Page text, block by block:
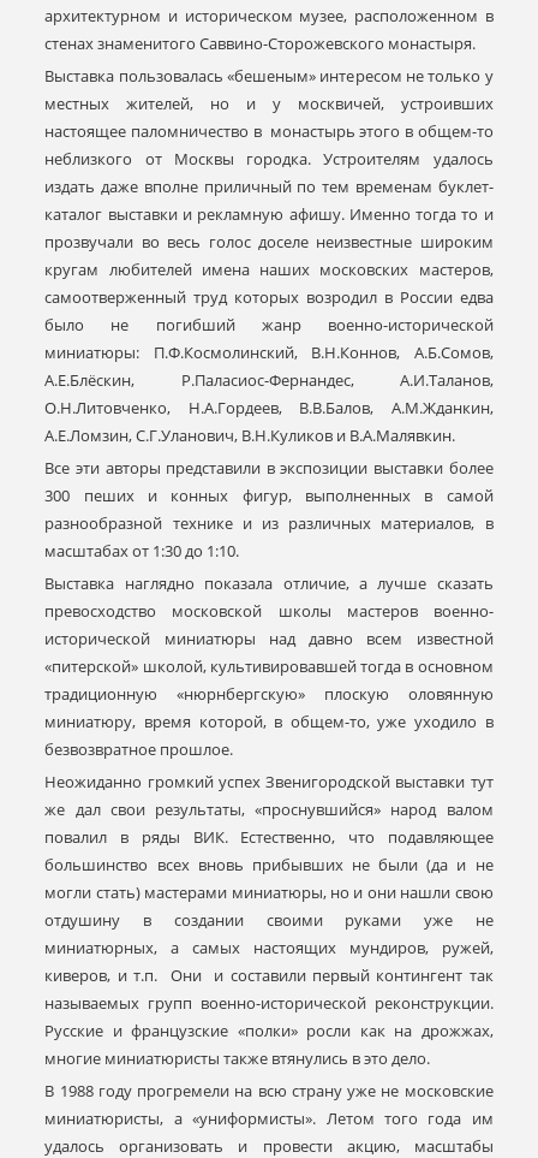
архитектурном и историческом музее, расположенном в
стенах знаменитого Саввино-Сторожевского монастыря.
Выставка пользовалась «бешеным» интересом не только у
местных жителей, но и у москвичей, устроивших
настоящее паломничество в монастырь этого в общем-то
неблизкого от Москвы городка. Устроителям удалось
издать даже вполне приличный по тем временам буклет-
каталог выставки и рекламную афишу. Именно тогда то и
прозвучали во весь голос доселе неизвестные широким
кругам любителей имена наших московских мастеров,
самоотверженный труд которых возродил в России едва
было не погибший жанр военно-исторической
миниатюры: П.Ф.Космолинский, В.Н.Коннов, А.Б.Сомов,
А.Е.Блёскин, Р.Паласиос-Фернандес, А.И.Таланов,
О.Н.Литовченко, Н.А.Гордеев, В.В.Балов, А.М.Жданкин,
А.Е.Ломзин, С.Г.Уланович, В.Н.Куликов и В.А.Малявкин.
Все эти авторы представили в экспозиции выставки более
300 пеших и конных фигур, выполненных в самой
разнообразной технике и из различных материалов, в
масштабах от 1:30 до 1:10.
Выставка наглядно показала отличие, а лучше сказать
превосходство московской школы мастеров военно-
исторической миниатюры над давно всем известной
«питерской» школой, культивировавшей тогда в основном
традиционную «нюрнбергскую» плоскую оловянную
миниатюру, время которой, в общем-то, уже уходило в
безвозвратное прошлое.
Неожиданно громкий успех Звенигородской выставки тут
же дал свои результаты, «проснувшийся» народ валом
повалил в ряды ВИК. Естественно, что подавляющее
большинство всех вновь прибывших не были (да и не
могли стать) мастерами миниатюры, но и они нашли свою
отдушину в создании своими руками уже не
миниатюрных, а самых настоящих мундиров, ружей,
киверов, и т.п. Они и составили первый контингент так
называемых групп военно-исторической реконструкции.
Русские и французские «полки» росли как на дрожжах,
многие миниатюристы также втянулись в это дело.
В 1988 году прогремели на всю страну уже не московские
миниатюристы, а «униформисты». Летом того года им
удалось организовать и провести акцию, масштабы